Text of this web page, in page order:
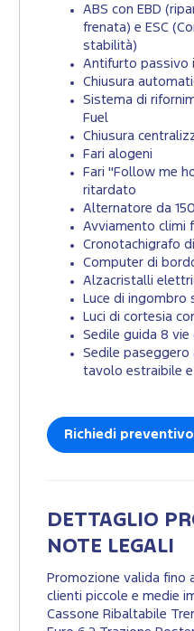
ABS con EBD
frenata) e ESC
stabilità)
Antifurto passivo
Chiusura
Sistema di
Fuel
Chiusura
Fari alogeni
Fari "Follow me
ritardato
Alternatore da
Avviamento climi
Cronotachigrafo
Computer di
Alzacristalli
Luce di ingombro
Luci di cortesia
Sedile guida 8 vie
Sedile paseggero
tavolo estraibile
Richiedi preventivo
DETTAGLIO
NOTE LEGALI
Promozione valida fino
clienti piccole e medie
Cassone Ribaltabile